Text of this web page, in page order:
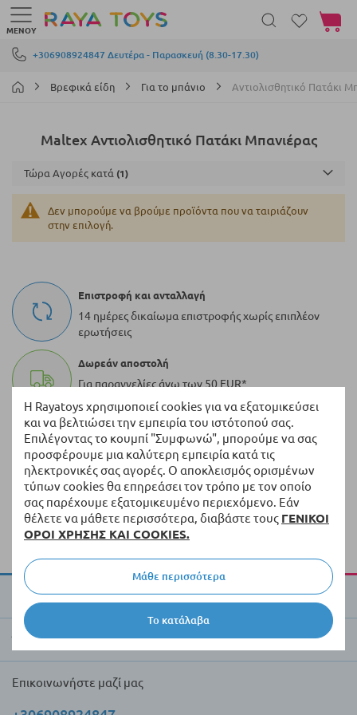
Η Rayatoys χρησιμοποιεί cookies για να εξατομικεύσει
και να βελτιώσει την εμπειρία του ιστότοπού σας.
Επιλέγοντας το κουμπί "Συμφωνώ", μπορούμε να σας
προσφέρουμε μια καλύτερη εμπειρία κατά τις
ηλεκτρονικές σας αγορές. Ο αποκλεισμός ορισμένων
τύπων cookies θα επηρεάσει τον τρόπο με τον οποίο
σας παρέχουμε εξατομικευμένο περιεχόμενο. Εάν
θέλετε να μάθετε περισσότερα, διαβάστε τους ΓΕΝΙΚΟΙ
ΟΡΟΙ ΧΡΗΣΗΣ ΚΑΙ COOKIES.
Το κατάλαβα
Μάθε περισσότερα
Μετάβαση στο περιεχόμενο
+306908924847 Δευτέρα - Παρασκευή (8.30-17.30)
ΜΕΝΟΎ
Το
Βρεφικά είδη Για το μπάνιο Αντιολισθητικό Πατάκι
Maltex Αντιολισθητικό Πατάκι Μπανιέρας
Δεν μπορούμε να βρούμε προϊόντα που να ταιριάζουν
στην επιλογή.
Τώρα Αγορές κατά
Επιστροφή και ανταλλαγή
14 ημέρες δικαίωμα επιστροφής χωρίς επιπλέον
ερωτήσεις
Δωρεάν αποστολή
Για παραγγελίες άνω των 50 EUR*
100.000+ προϊόντα
Μια ποικιλία από πρωτότυπα προϊόντα πάντα σε
απόθεμα
Γρήγορη διανομή
Παράδοση εντός 5 εργάσιμων ημερών από τα
διαθέσιμα προϊόντα
Για την Raya Toys
Έμποροι και πελάτες
Επικοινωνήστε μαζί μας